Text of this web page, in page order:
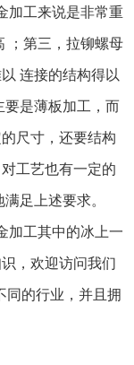
加工来说是非常重
；第三，拉铆螺母
连接的结构得以
要是薄板加工，而
尺寸，还要结构
工艺也有一定的
足上述要求。
工其中的冰上一
，欢迎访问我们
同的行业，并且拥